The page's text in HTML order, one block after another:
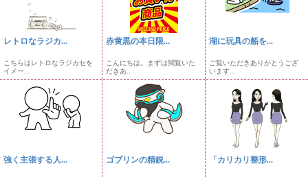
レトロなラジカ...
こちらはレトロなラジカセを
イメー...
赤黄黒の本日限...
こんにちは。まずは閲覧いた
だきあ...
湖に玩具の船を...
ご覧いただきありがとうござ
います...
強く主張する人... ゴブリンの精鋭... 「カリカリ整形...